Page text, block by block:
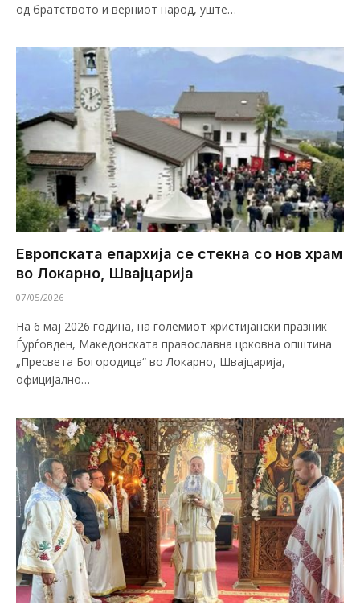
од братството и верниот народ, уште…
Европската епархија се стекна со нов храм
во Локарно, Швајцарија
07/05/2026
На 6 мај 2026 година, на големиот христијански празник
Ѓурѓовден, Македонската православна црковна општина
„Пресвета Богородица“ во Локарно, Швајцарија,
официјално…